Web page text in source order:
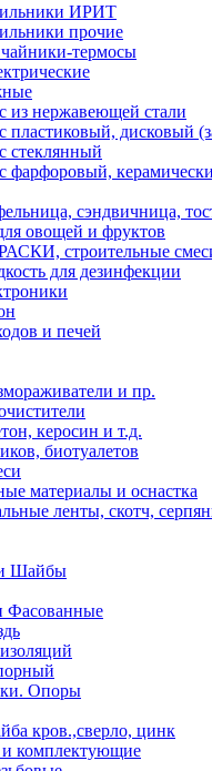
ИРИТ
прочие
термосы
из нержавеющей стали
пластиковый, дисковый
стеклянный
фарфоровый,
сэндвичница,
овощей и фруктов
строительные
для дезинфекции
и печей
и пр.
керосин и т.д.
биотуалетов
материалы и оснастка
ленты, скотч,
Шайбы
Фасованные
Опоры
кров.,сверло, цинк
комплектующие